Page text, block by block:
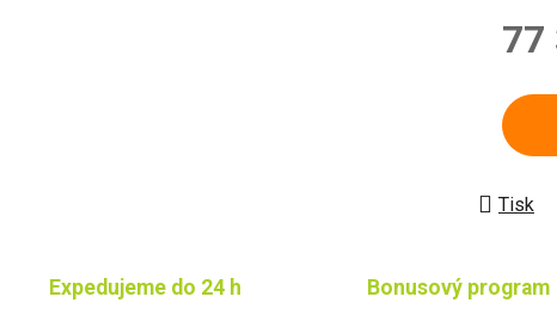
77
Tisk
Expedujeme do 24 h Bonusový program